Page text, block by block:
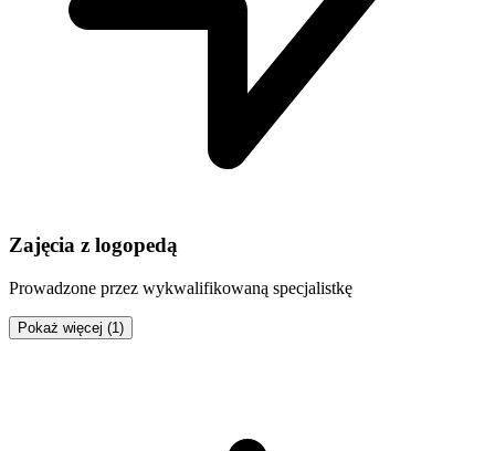
Zajęcia z logopedą
Prowadzone przez wykwalifikowaną specjalistkę
Pokaż więcej (1)